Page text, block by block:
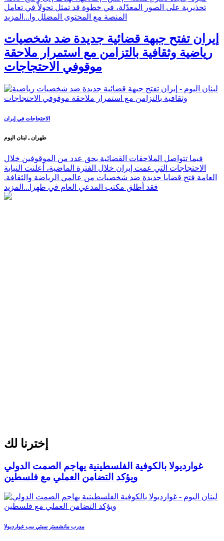
تحذيرية على الصور المعدّلة، في خطوة قد تمثل تحولاً في تعامل
المنصة مع المحتوى المضلل وا... المزيد
إيران تفتح جبهة قضائية جديدة ضد شخصيات
رياضية وثقافية بالتزامن مع استمرار ملاحقة
موقوفي الاحتجاجات
الاحتجاجات في إيران
طهران ـ لبنان اليوم
فيما تتواصل الملاحقات القضائية بحق عدد من الموقوفين خلال
الاحتجاجات التي عمت إيران خلال الفترة الماضية، أعلنت النيابة
العامة فتح قضايا جديدة ضد شخصيات من عالمي الرياضة والثقافة.
فقد أطلق مكتب المدعي العام في طهرا... المزيد
إخترنا لك
غوارديولا بالكوفية الفلسطينية يهاجم الصمت الدولي
ويؤكد التضامن العملي مع فلسطين
مدرب مانشستر سيتي بيب غوارديولا